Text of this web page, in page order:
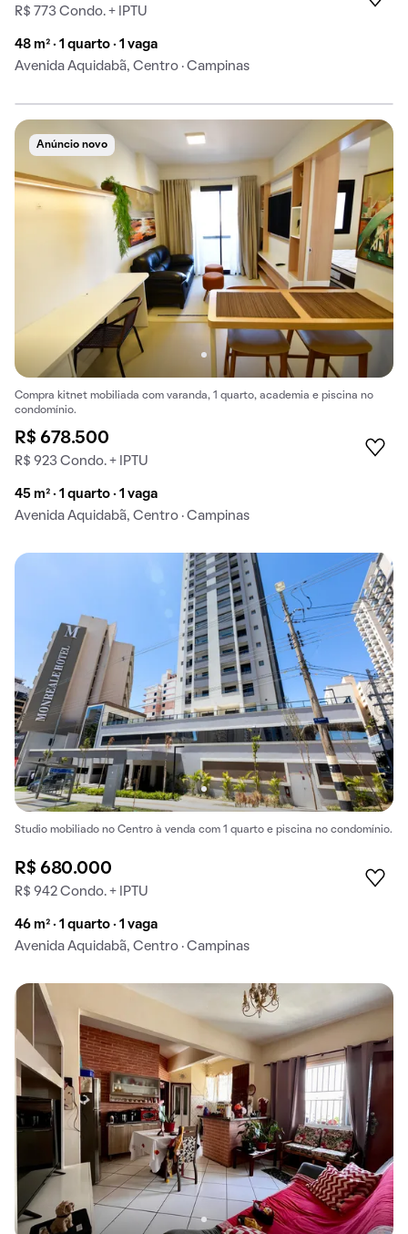
R$ 773 Condo. + IPTU
48 m² · 1 quarto · 1 vaga
Avenida Aquidabã, Centro · Campinas
Anúncio novo
Compra kitnet mobiliada com varanda, 1 quarto, academia e piscina no
condomínio.
R$ 678.500
R$ 923 Condo. + IPTU
45 m² · 1 quarto · 1 vaga
Avenida Aquidabã, Centro · Campinas
Studio mobiliado no Centro à venda com 1 quarto e piscina no condomínio.
R$ 680.000
R$ 942 Condo. + IPTU
46 m² · 1 quarto · 1 vaga
Avenida Aquidabã, Centro · Campinas